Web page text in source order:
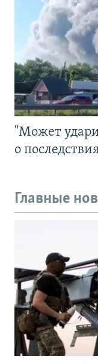
"Может
о
Главные